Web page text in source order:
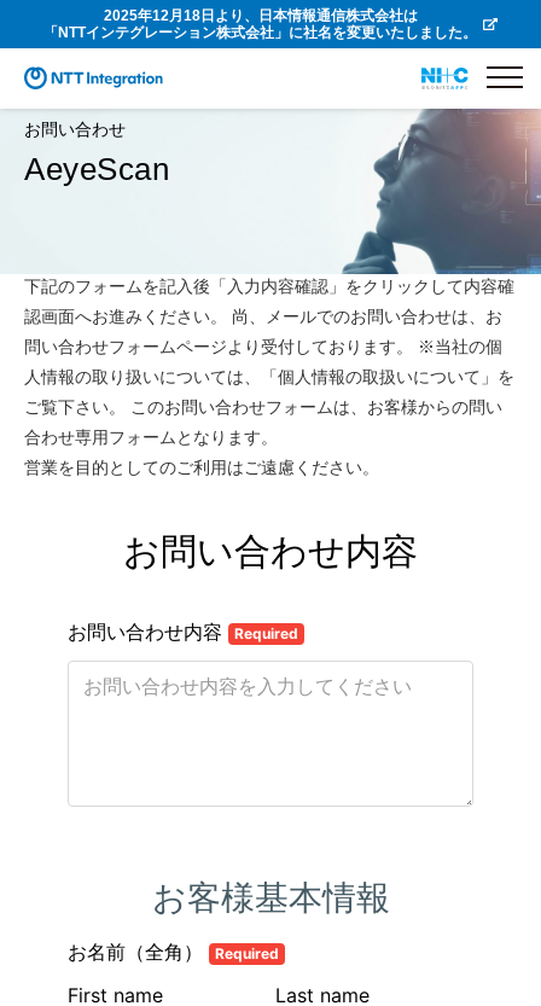
2025年12月18日より、日本情報通信株式会社は
「NTTインテグレーション株式会社」に社名を変更いたしました。
お問い合わせ
AeyeScan
下記のフォームを記入後「入力内容確認」をクリックして内容確
認画面へお進みください。 尚、メールでのお問い合わせは、お
問い合わせフォームページより受付しております。 ※当社の個
人情報の取り扱いについては、「個人情報の取扱いについて」を
ご覧下さい。 このお問い合わせフォームは、お客様からの問い
合わせ専用フォームとなります。
営業を目的としてのご利用はご遠慮ください。